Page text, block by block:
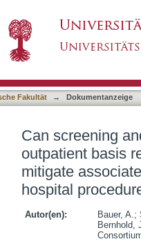
aureus
procedures?
Fakultät → Dokumentanzeige
Can screening
outpatient basis
mitigate
hospital
Autor(en): Bauer, A.;
Bernhold,